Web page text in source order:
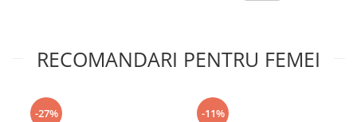
RECOMANDARI PENTRU FEMEI
-27% -11%